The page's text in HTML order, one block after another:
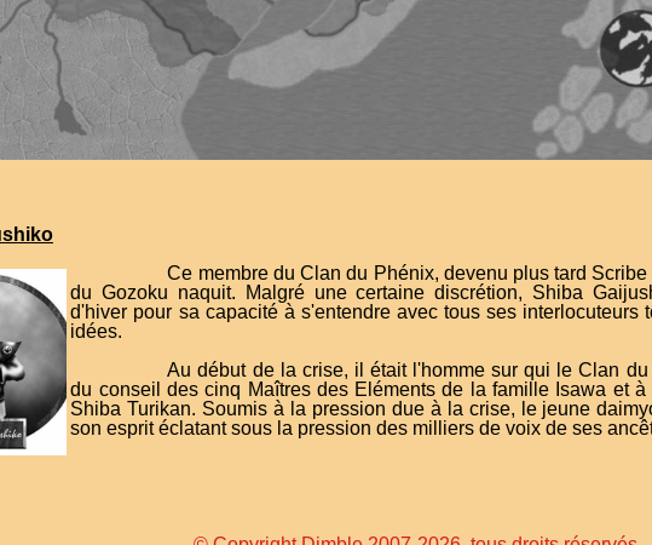
Ce membre du Clan du Phénix, devenu plus tard
du Gozoku naquit. Malgré une certaine discrétion, Shiba
d'hiver pour sa capacité à s'entendre avec tous ses interlocuteurs
idées.
Au début de la crise, il était l'homme sur qui le Clan
du conseil des cinq Maîtres des Eléments de la famille Isawa et
Shiba Turikan. Soumis à la pression due à la crise, le jeune
son esprit éclatant sous la pression des milliers de voix de ses